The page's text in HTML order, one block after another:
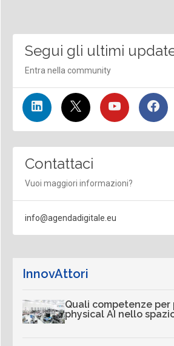
Segui gli ultimi
Entra nella community
Contattaci
Vuoi maggiori informazioni?
info@agendadigitale.eu
InnovAttori
Quali competenze per
physical AI nello